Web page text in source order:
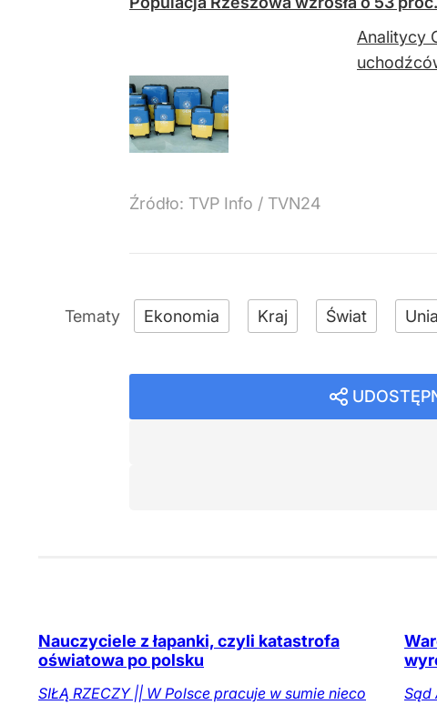
Analitycy
Źródło: TVP Info / TVN24
Ekonomia Kraj Świat
Nauczyciele z łapanki, czyli katastrofa
oświatowa po polsku
SIŁĄ RZECZY || W Polsce pracuje w sumie nieco
Sąd